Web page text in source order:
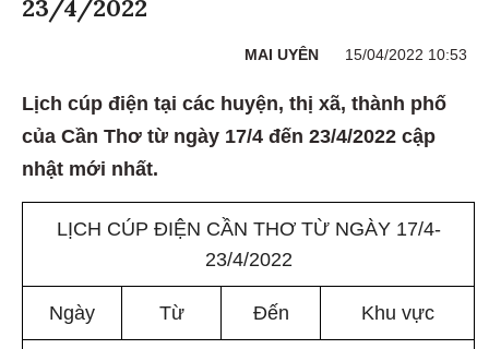
23/4/2022
MAI UYÊN 15/04/2022 10:53
Lịch cúp điện tại các huyện, thị xã, thành phố
của Cần Thơ từ ngày 17/4 đến 23/4/2022 cập
nhật mới nhất.
LỊCH CÚP ĐIỆN CẦN THƠ TỪ NGÀY 17/4-
23/4/2022
Ngày Từ Đến Khu vực